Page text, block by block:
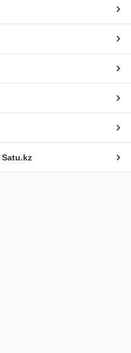
Satu.kz